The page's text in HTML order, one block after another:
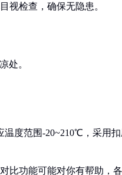
视检查，确保无隐患。
处。
度范围-20~210℃，采用
比功能可能对你有帮助，